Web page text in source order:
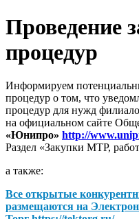
Проведение
процедур
Информируем
процедур о том, что
процедур для нужд
на официальном сайте
«Юнипро» http://
Раздел «Закупки МТР,
а также:
Все открытые
размещаются на